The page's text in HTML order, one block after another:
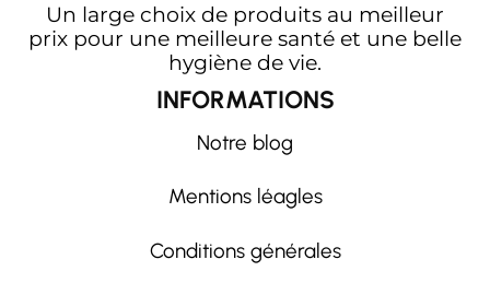
Un large choix de produits au meilleur
prix pour une meilleure santé et une belle
hygiène de vie.
INFORMATIONS
Notre blog
Mentions léagles
Conditions générales